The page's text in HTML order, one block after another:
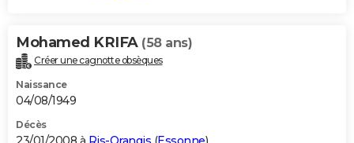
Mohamed KRIFA (58 ans)
Créer une cagnotte obsèques
Naissance
04/08/1949
Décès